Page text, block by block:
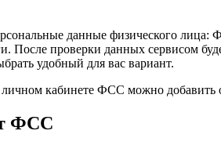
данные физического
После проверки данных сервисом
удобный для вас вариант.
кабинете ФСС можно добавить
ФСС